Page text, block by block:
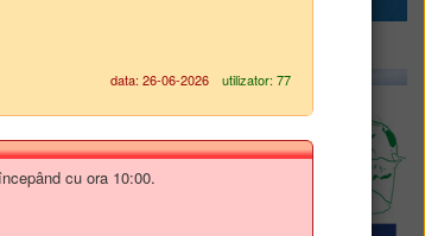
data: 26-06-2026 utilizator: 77
cu ora 10:00.